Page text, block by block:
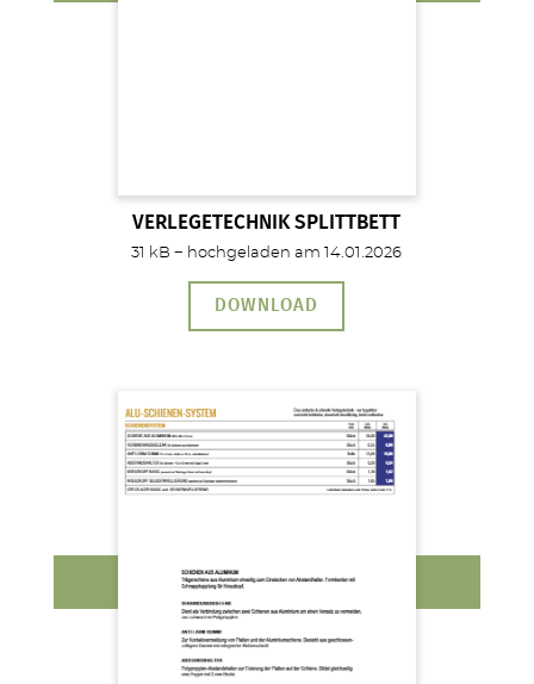
VERLEGETECHNIK SPLITTBETT
31 kB − hochgeladen am 14.01.2026
DOWNLOAD